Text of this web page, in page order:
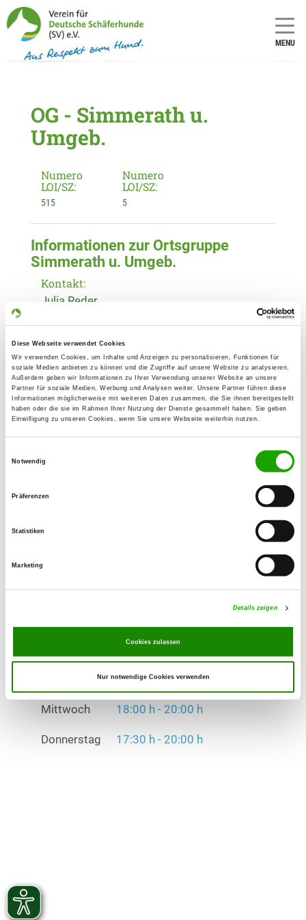
Diese Webseite verwendet Cookies
Wir verwenden Cookies, um Inhalte und Anzeigen zu personalisieren, Funktionen für
soziale Medien anbieten zu können und die Zugriffe auf unsere Website zu analysieren.
Außerdem geben wir Informationen zu Ihrer Verwendung unserer Website an unsere
Partner für soziale Medien, Werbung und Analysen weiter. Unsere Partner führen diese
Informationen möglicherweise mit weiteren Daten zusammen, die Sie ihnen bereitgestellt
haben oder die sie im Rahmen Ihrer Nutzung der Dienste gesammelt haben. Sie geben
Einwilligung zu unseren Cookies, wenn Sie unsere Webseite weiterhin nutzen.
Notwendig
Präferenzen
Statistiken
Marketing
Details zeigen
Cookies zulassen
Nur notwendige Cookies verwenden
MENU
OG - Simmerath u.
Umgeb.
Numero
LOI/SZ:
515
Numero
LOI/SZ:
5
Informationen zur Ortsgruppe
Simmerath u. Umgeb.
Kontakt:
Julia Reder
Übungsplatz:
Auf der Bever
52152 Simmerath
Handy:
E-Mail:
Montag
Übungszeiten im Winter:
17:30 h - 20:00 h
Mittwoch 18:00 h - 20:00 h
Donnerstag 17:30 h - 20:00 h